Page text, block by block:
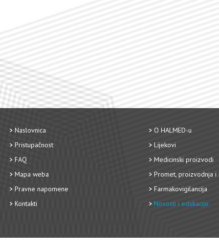
Naslovnica
Pristupačnost
FAQ
Mapa weba
Pravne napomene
Kontakti
O HALMED-u
Lijekovi
Medicinski proizvodi
Promet, proizvodnja i
Farmakovigilancija
Novosti i edukacije